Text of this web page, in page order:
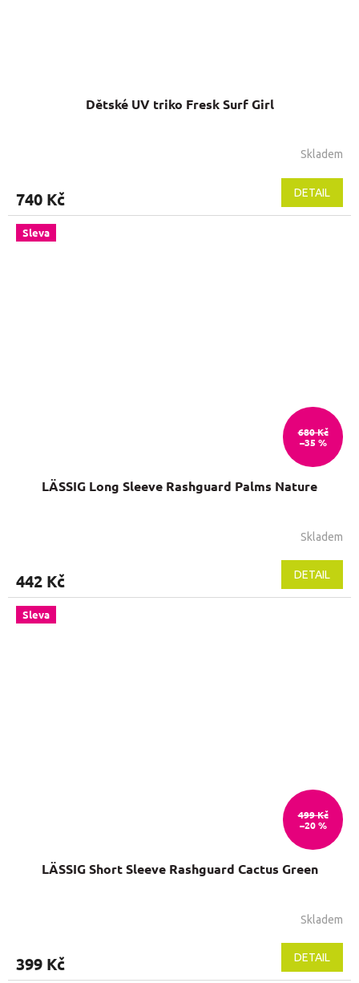
Dětské UV triko Fresk Surf Girl
Skladem
740 Kč DETAIL
Sleva
680 Kč
–35 %
LÄSSIG Long Sleeve Rashguard Palms Nature
Skladem
442 Kč DETAIL
Sleva
499 Kč
–20 %
LÄSSIG Short Sleeve Rashguard Cactus Green
Skladem
399 Kč DETAIL